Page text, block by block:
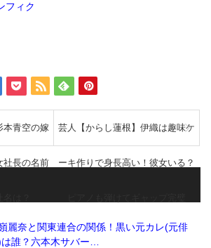
フィク
本青空の嫁
社長の名前
芸人【からし蓮根】伊織は趣味ケ
ーキ作りで身長高い！彼女いる？
麗奈と関東連合の関係！黒い元カレ(元俳
誰？六本木サバー…